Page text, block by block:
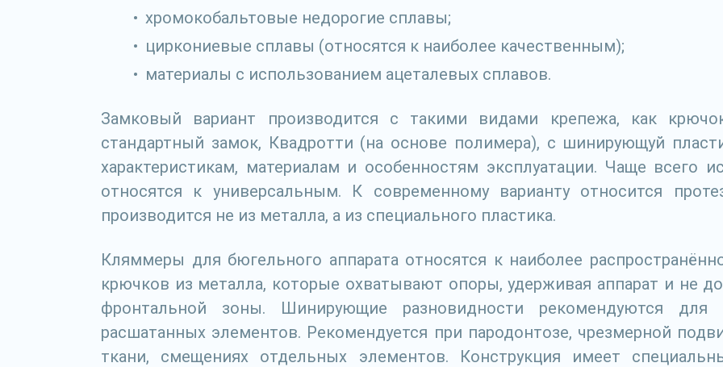
хромокобальтовые недорогие сплавы;
циркониевые сплавы (относятся к наиболее качественным);
материалы с использованием ацеталевых сплавов.
Замковый вариант производится с такими видами крепежа, как
стандартный замок, Квадротти (на основе полимера), с шинирующуй
характеристикам, материалам и особенностям эксплуатации. Чаще всего
относятся к универсальным. К современному варианту относится
производится не из металла, а из специального пластика.
Кляммеры для бюгельного аппарата относятся к наиболее
крючков из металла, которые охватывают опоры, удерживая аппарат и не
фронтальной зоны. Шинирующие разновидности рекомендуются
расшатанных элементов. Рекомендуется при пародонтозе, чрезмерной
ткани, смещениях отдельных элементов. Конструкция имеет